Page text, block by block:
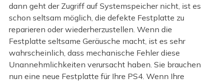
dann geht der Zugriff auf Systemspeicher nicht, ist es
schon seltsam möglich, die defekte Festplatte zu
reparieren oder wiederherzustellen. Wenn die
Festplatte seltsame Geräusche macht, ist es sehr
wahrscheinlich, dass mechanische Fehler diese
Unannehmlichkeiten verursacht haben. Sie brauchen
nun eine neue Festplatte für Ihre PS4. Wenn Ihre